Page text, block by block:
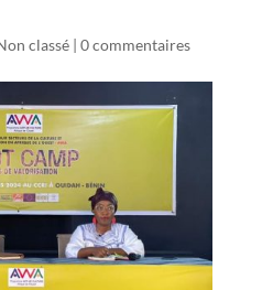
classé| 0 commentaires